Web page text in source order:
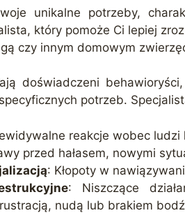
unikalne potrzeby,
który pomoże Ci lepiej
czy innym domowym
doświadczeni
potrzeb.
reakcje wobec
przed hałasem, nowymi
: Kłopoty w
: Niszczące
nudą lub brakiem